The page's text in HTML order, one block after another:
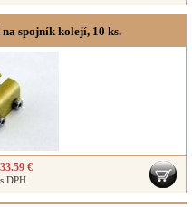
spojník kolejí, 10 ks.
33.59 €
s DPH